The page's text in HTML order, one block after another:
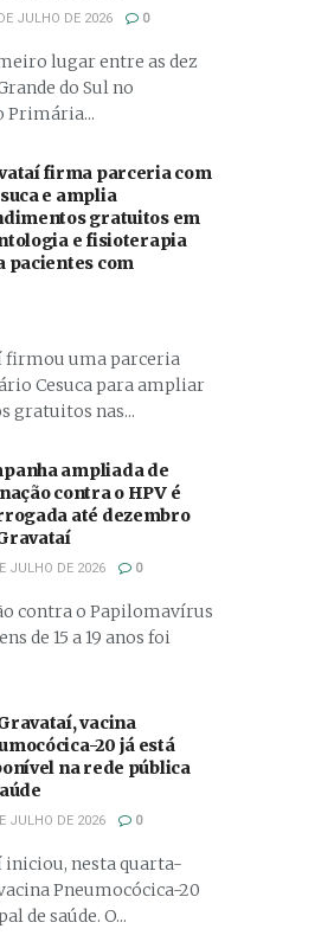
JULHO DE 2026 0
lugar entre as dez
do Sul no
Primária...
firma parceria com
e amplia
gratuitos em
e fisioterapia
pacientes com
firmou uma parceria
Cesuca para ampliar
gratuitos nas...
ampliada de
contra o HPV é
até dezembro
JULHO DE 2026 0
contra o Papilomavírus
de 15 a 19 anos foi
vacina
20 já está
na rede pública
JULHO DE 2026 0
iniciou, nesta quarta-
Pneumocócica-20
de saúde. O...